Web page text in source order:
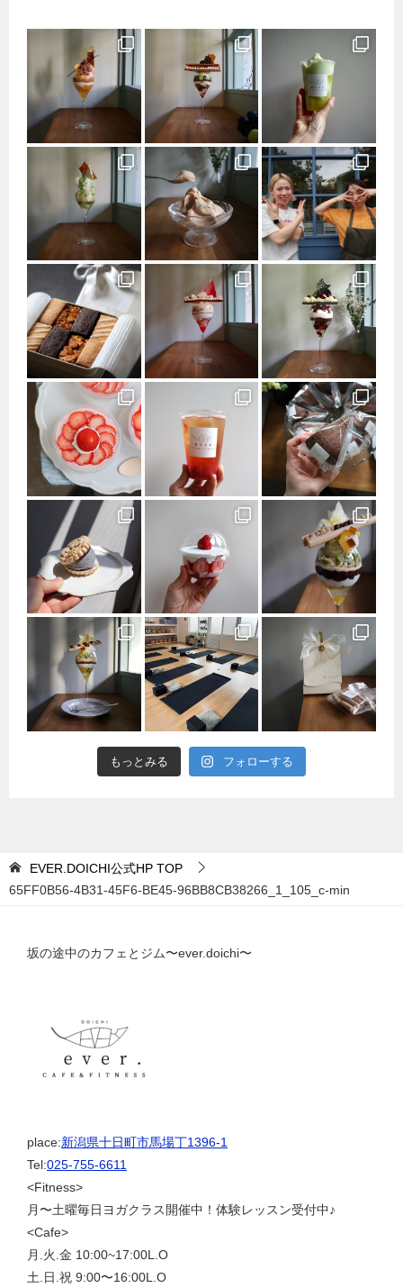
もっとみる フォローする
EVER.DOICHI公式HP TOP
65FF0B56-4B31-45F6-BE45-96BB8CB38266_1_105_c-min
坂の途中のカフェとジム〜ever.doichi〜
place:新潟県十日町市馬場丁1396-1
Tel:025-755-6611
<Fitness>
月〜土曜毎日ヨガクラス開催中！体験レッスン受付中♪
<Cafe>
月.火.金 10:00~17:00L.O
土.日.祝 9:00〜16:00L.O